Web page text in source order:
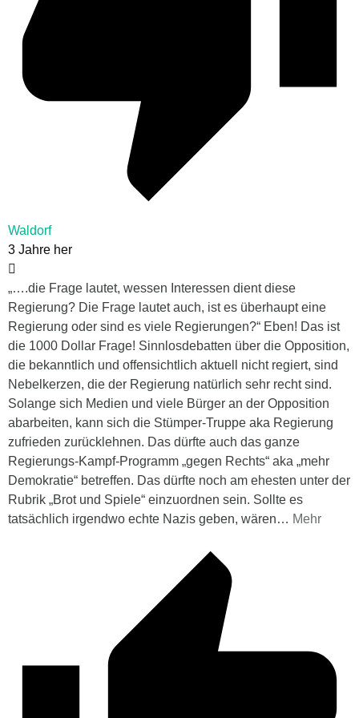
Waldorf
3 Jahre her
„….die Frage lautet, wessen Interessen dient diese
Regierung? Die Frage lautet auch, ist es überhaupt eine
Regierung oder sind es viele Regierungen?“ Eben! Das ist
die 1000 Dollar Frage! Sinnlosdebatten über die Opposition,
die bekanntlich und offensichtlich aktuell nicht regiert, sind
Nebelkerzen, die der Regierung natürlich sehr recht sind.
Solange sich Medien und viele Bürger an der Opposition
abarbeiten, kann sich die Stümper-Truppe aka Regierung
zufrieden zurücklehnen. Das dürfte auch das ganze
Regierungs-Kampf-Programm „gegen Rechts“ aka „mehr
Demokratie“ betreffen. Das dürfte noch am ehesten unter der
Rubrik „Brot und Spiele“ einzuordnen sein. Sollte es
tatsächlich irgendwo echte Nazis geben, wären… Mehr